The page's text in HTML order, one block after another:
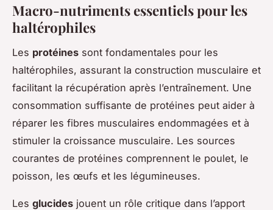
Macro-nutriments essentiels pour les
haltérophiles
Les protéines sont fondamentales pour les
haltérophiles, assurant la construction musculaire et
facilitant la récupération après l’entraînement. Une
consommation suffisante de protéines peut aider à
réparer les fibres musculaires endommagées et à
stimuler la croissance musculaire. Les sources
courantes de protéines comprennent le poulet, le
poisson, les œufs et les légumineuses.
Les glucides jouent un rôle critique dans l’apport